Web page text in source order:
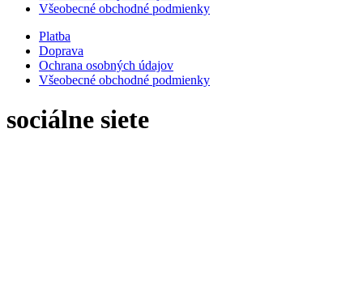
Všeobecné obchodné podmienky
Platba
Doprava
Ochrana osobných údajov
Všeobecné obchodné podmienky
sociálne siete